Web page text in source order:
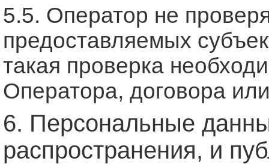
5.5. Оператор не
предоставляемых
такая проверка
Оператора, договора
6. Персональные
распространения, и